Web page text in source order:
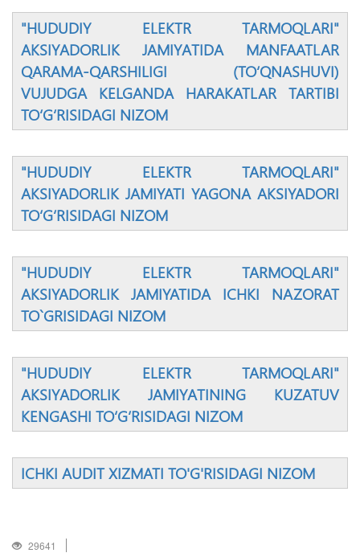
"HUDUDIY ELEKTR TARMOQLARI"
AKSIYАDORLIK JAMIYАTIDA MANFAATLAR
QARAMA-QARSHILIGI (TO‘QNASHUVI)
VUJUDGA KELGANDA HARAKATLAR TARTIBI
TO‘G‘RISIDAGI NIZOM
"HUDUDIY ELEKTR TARMOQLARI"
AKSIYADORLIK JAMIYATI YAGONA AKSIYADORI
TO‘G‘RISIDAGI NIZOM
"HUDUDIY ELEKTR TARMOQLARI"
AKSIYADORLIK JAMIYATIDA ICHKI NAZORAT
TO`GRISIDAGI NIZOM
"HUDUDIY ELEKTR TARMOQLARI"
AKSIYАDORLIK JAMIYАTINING KUZATUV
KENGASHI TO‘G‘RISIDAGI NIZOM
ICHKI AUDIT XIZMATI TO'G'RISIDAGI NIZOM
29641